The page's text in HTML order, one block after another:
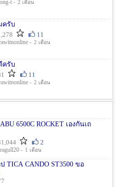
t - 2 เดือน
ครับ
11
- 2 เดือน
ครับ
11
- 2 เดือน
6500C ROCKET เองกันเถ
2
- 1 เดือน
TICA CANDO ST3500 ขอ